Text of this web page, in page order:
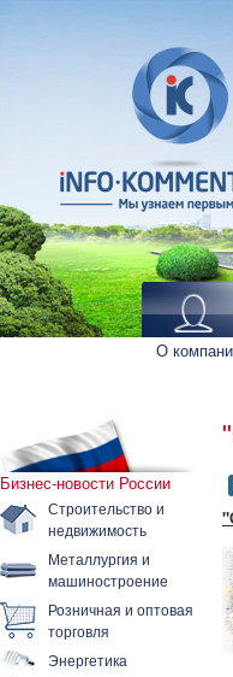
О
Бизнес-новости России
Строительство и
недвижимость
Металлургия и
машиностроение
Розничная и оптовая
торговля
Энергетика